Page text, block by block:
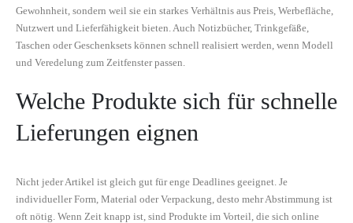
Gewohnheit, sondern weil sie ein starkes Verhältnis aus Preis, Werbefläche,
Nutzwert und Lieferfähigkeit bieten. Auch Notizbücher, Trinkgefäße,
Taschen oder Geschenksets können schnell realisiert werden, wenn Modell
und Veredelung zum Zeitfenster passen.
Welche Produkte sich für schnelle
Lieferungen eignen
Nicht jeder Artikel ist gleich gut für enge Deadlines geeignet. Je
individueller Form, Material oder Verpackung, desto mehr Abstimmung ist
oft nötig. Wenn Zeit knapp ist, sind Produkte im Vorteil, die sich online